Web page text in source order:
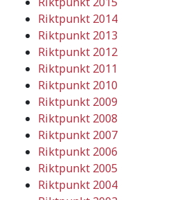
Riktpunkt 2014
Riktpunkt 2013
Riktpunkt 2012
Riktpunkt 2011
Riktpunkt 2010
Riktpunkt 2009
Riktpunkt 2008
Riktpunkt 2007
Riktpunkt 2006
Riktpunkt 2005
Riktpunkt 2004